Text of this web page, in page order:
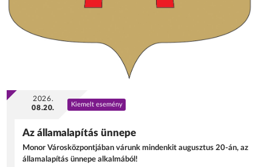
2026.
08.20.
Kiemelt esemény
Az államalapítás ünnepe
Monor Városközpontjában várunk mindenkit augusztus 20-án, az
államalapítás ünnepe alkalmából!